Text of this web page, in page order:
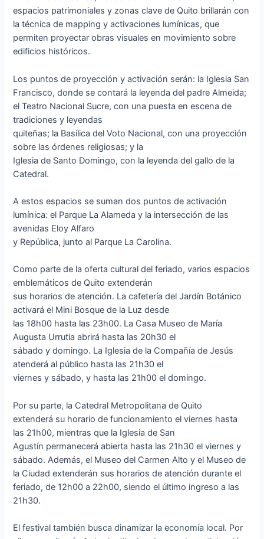
espacios patrimoniales y zonas clave de Quito brillarán con
la técnica de mapping y activaciones lumínicas, que
permiten proyectar obras visuales en movimiento sobre
edificios históricos.
Los puntos de proyección y activación serán: la Iglesia San
Francisco, donde se contará la leyenda del padre Almeida;
el Teatro Nacional Sucre, con una puesta en escena de
tradiciones y leyendas
quiteñas; la Basílica del Voto Nacional, con una proyección
sobre las órdenes religiosas; y la
Iglesia de Santo Domingo, con la leyenda del gallo de la
Catedral.
A estos espacios se suman dos puntos de activación
lumínica: el Parque La Alameda y la intersección de las
avenidas Eloy Alfaro
y República, junto al Parque La Carolina.
Como parte de la oferta cultural del feriado, varios espacios
emblemáticos de Quito extenderán
sus horarios de atención. La cafetería del Jardín Botánico
activará el Mini Bosque de la Luz desde
las 18h00 hasta las 23h00. La Casa Museo de María
Augusta Urrutia abrirá hasta las 20h30 el
sábado y domingo. La Iglesia de la Compañía de Jesús
atenderá al público hasta las 21h30 el
viernes y sábado, y hasta las 21h00 el domingo.
Por su parte, la Catedral Metropolitana de Quito
extenderá su horario de funcionamiento el viernes hasta
las 21h00, mientras que la Iglesia de San
Agustín permanecerá abierta hasta las 21h30 el viernes y
sábado. Además, el Museo del Carmen Alto y el Museo de
la Ciudad extenderán sus horarios de atención durante el
feriado, de 12h00 a 22h00, siendo el último ingreso a las
21h30.
El festival también busca dinamizar la economía local. Por